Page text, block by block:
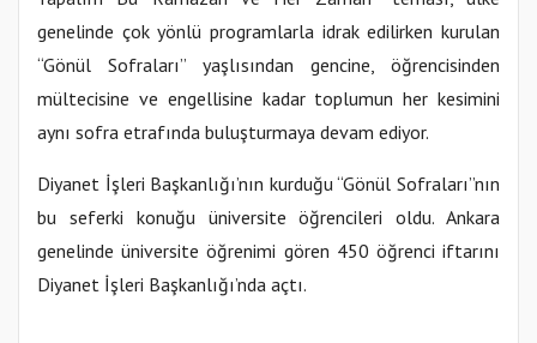
genelinde çok yönlü programlarla idrak edilirken kurulan
“Gönül Sofraları” yaşlısından gencine, öğrencisinden
mültecisine ve engellisine kadar toplumun her kesimini
aynı sofra etrafında buluşturmaya devam ediyor.
Diyanet İşleri Başkanlığı’nın kurduğu “Gönül Sofraları”nın
bu seferki konuğu üniversite öğrencileri oldu. Ankara
genelinde üniversite öğrenimi gören 450 öğrenci iftarını
Diyanet İşleri Başkanlığı’nda açtı.